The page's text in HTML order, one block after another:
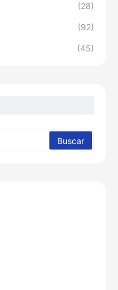
(28)
(92)
(45)